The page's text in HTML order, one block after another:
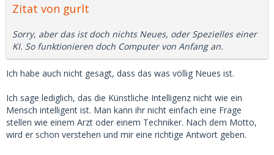
Zitat von gurlt
Sorry, aber das ist doch nichts Neues, oder Spezielles einer
KI. So funktionieren doch Computer von Anfang an.
Ich habe auch nicht gesagt, dass das was völlig Neues ist.
Ich sage lediglich, das die Künstliche Intelligenz nicht wie ein
Mensch intelligent ist. Man kann ihr nicht einfach eine Frage
stellen wie einem Arzt oder einem Techniker. Nach dem Motto,
wird er schon verstehen und mir eine richtige Antwort geben.